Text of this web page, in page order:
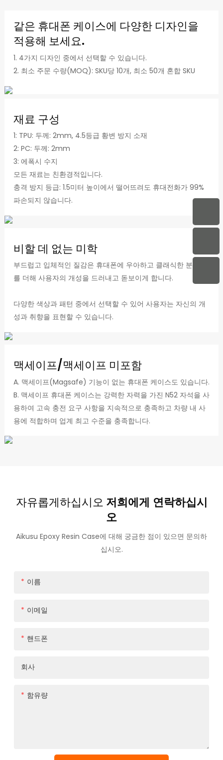
같은 휴대폰 케이스에 다양한 디자인을
적용해 보세요.
1. 4가지 디자인 중에서 선택할 수 있습니다.
2. 최소 주문 수량(MOQ): SKU당 10개, 최소 50개 혼합 SKU
재료 구성
1: TPU: 두께: 2mm, 4.5등급 황변 방지 소재
2: PC: 두께: 2mm
3: 에폭시 수지
모든 재료는 친환경적입니다.
충격 방지 등급: 1.5미터 높이에서 떨어뜨려도 휴대전화가 99%
파손되지 않습니다.
비할 데 없는 미학
부드럽고 입체적인 질감은 휴대폰에 우아하고 클래식한 분위기
를 더해 사용자의 개성을 드러내고 돋보이게 합니다.
다양한 색상과 패턴 중에서 선택할 수 있어 사용자는 자신의 개
성과 취향을 표현할 수 있습니다.
맥세이프/맥세이프 미포함
A. 맥세이프(Magsafe) 기능이 없는 휴대폰 케이스도 있습니다.
B. 맥세이프 휴대폰 케이스는 강력한 자력을 가진 N52 자석을 사
용하여 고속 충전 요구 사항을 지속적으로 충족하고 차량 내 사
용에 적합하며 업계 최고 수준을 충족합니다.
자유롭게하십시오 저희에게 연락하십시
오
Aikusu Epoxy Resin Case에 대해 궁금한 점이 있으면 문의하
십시오.
이름
이메일
핸드폰
회사
함유량